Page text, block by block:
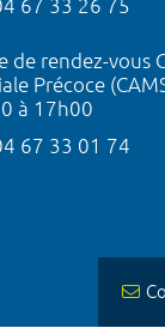
67 33 26 75
de rendez-vous
Précoce
à 17h00
67 33 01 74